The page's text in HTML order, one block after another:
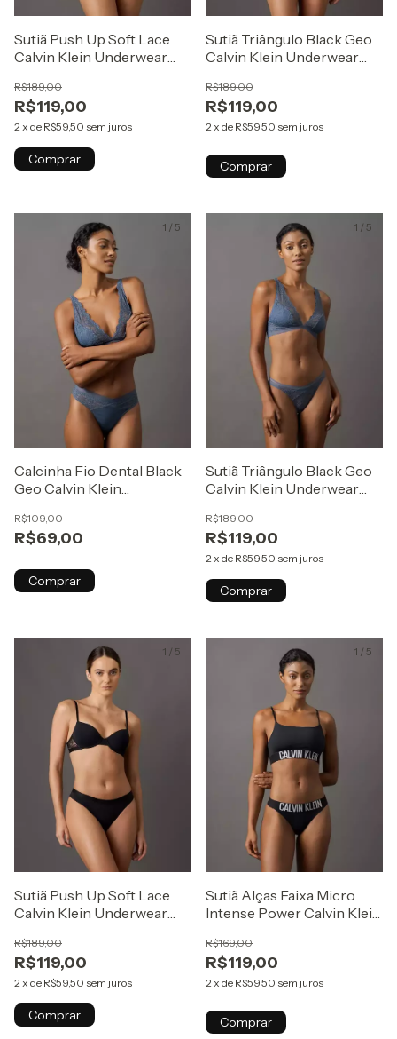
Sutiã Push Up Soft Lace
Calvin Klein Underwear
R$119,00
R$189,00
2 x de R$59,50 sem juros
Comprar
Sutiã Triângulo Black Geo
Calvin Klein Underwear
R$119,00
R$189,00
2 x de R$59,50 sem juros
Comprar
1 / 5
Calcinha Fio Dental Black
Geo Calvin Klein
R$69,00
R$109,00
Comprar
1 / 5
Sutiã Triângulo Black Geo
Calvin Klein Underwear
R$119,00
R$189,00
2 x de R$59,50 sem juros
Comprar
1 / 5
Sutiã Push Up Soft Lace
Calvin Klein Underwear
R$119,00
R$189,00
2 x de R$59,50 sem juros
Comprar
1 / 5
Sutiã Alças Faixa Micro
Intense Power Calvin Klein
R$119,00
R$169,00
2 x de R$59,50 sem juros
Comprar